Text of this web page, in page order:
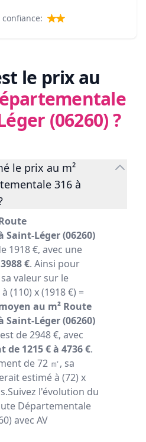
le prix au
(06260)?
le prix au m²
316 à
Saint-Léger (06260)
1918 €, avec une
€. Ainsi pour
valeur sur le
(110) x (1918 €) =
au m² Route
Saint-Léger (06260)
de 2948 €, avec
1215 € à 4736 €.
de 72 ㎡, sa
estimé à (72) x
l'évolution du
Départementale
avec AV